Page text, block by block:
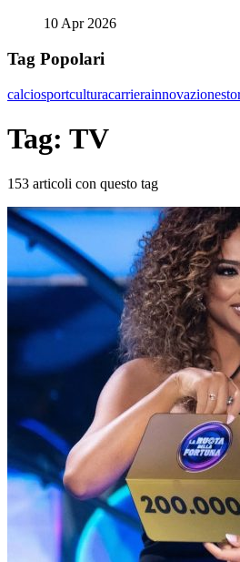
10 Apr 2026
Tag Popolari
calciosportculturacarrierainnovazione
Tag: TV
153 articoli con questo tag